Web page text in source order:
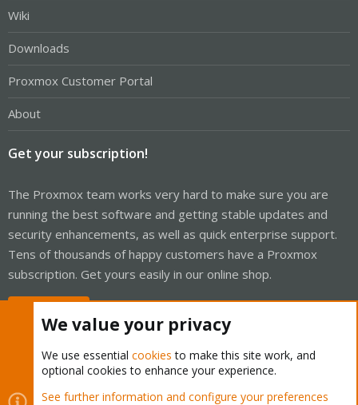
Wiki
Downloads
Proxmox Customer Portal
About
Get your subscription!
The Proxmox team works very hard to make sure you are
running the best software and getting stable updates and
security enhancements, as well as quick enterprise support.
Tens of thousands of happy customers have a Proxmox
subscription. Get yours easily in our online shop.
Cookies
Proxmox Support Forum - Light Mode
We value your privacy
We use essential cookies to make this site work, and
optional cookies to enhance your experience.
See further information and configure your preferences